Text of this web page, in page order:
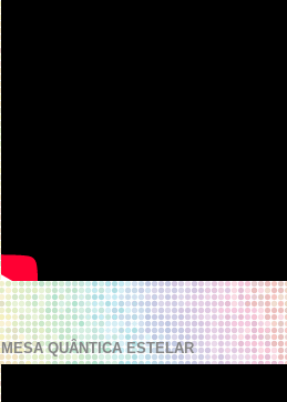
MESA QUÂNTICA ESTELAR